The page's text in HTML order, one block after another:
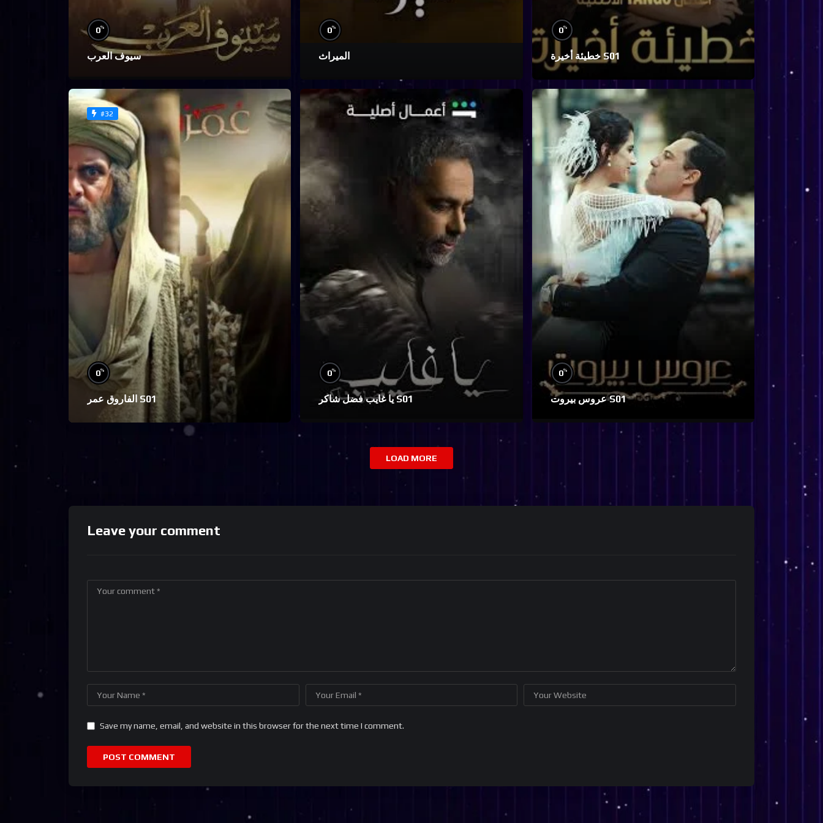
0%
سيوف العرب
0%
الميراث
0%
خطيئة أخيرة S01
#32
0%
الفاروق عمر S01
0%
يا غايب فضل شاكر S01
0%
عروس بيروت S01
LOAD MORE
Leave your comment
Save my name, email, and website in this browser for the next time I comment.